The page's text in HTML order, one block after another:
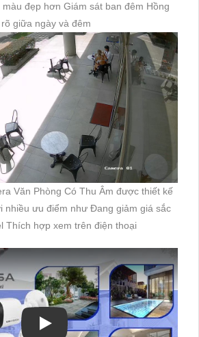
đẹp hơn Giám sát ban đêm Hồng
giữa ngày và đêm
Văn Phòng Có Thu Âm được thiết kế
nhiều ưu điểm như Đang giảm giá sắc
Thích hợp xem trên điện thoại